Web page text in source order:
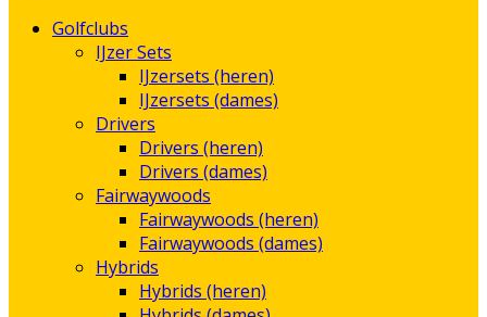
Golfclubs
IJzer Sets
IJzersets (heren)
IJzersets (dames)
Drivers
Drivers (heren)
Drivers (dames)
Fairwaywoods
Fairwaywoods (heren)
Fairwaywoods (dames)
Hybrids
Hybrids (heren)